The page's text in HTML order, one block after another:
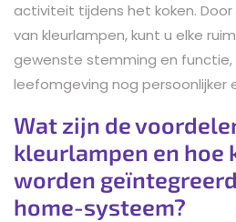
activiteit tijdens het koken.
van kleurlampen, kunt u elke
gewenste stemming en functie,
leefomgeving nog persoonlijker
Wat zijn de
kleurlampen en hoe
worden
home-systeem?